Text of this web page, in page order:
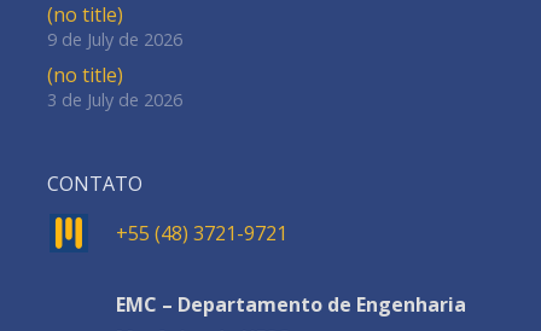
(no title)
9 de July de 2026
(no title)
3 de July de 2026
CONTATO
+55 (48) 3721-9721
EMC – Departamento de Engenharia